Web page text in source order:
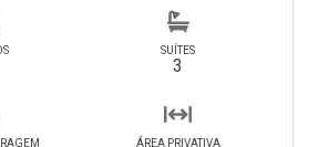
SUÍTES
3
ÁREA PRIVATIVA